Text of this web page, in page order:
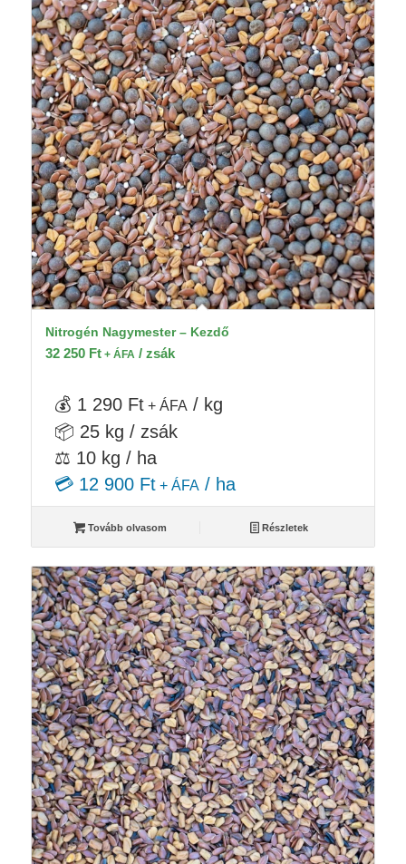
Nitrogén Nagymester – Kezdő
32 250 Ft+ ÁFA / zsák
💰 1 290 Ft+ ÁFA / kg
📦 25 kg / zsák
⚖️ 10 kg / ha
💳 12 900 Ft+ ÁFA/ ha
Tovább olvasom Részletek